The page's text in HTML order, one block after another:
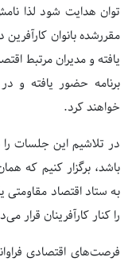
توان هدایت شود لذا
مقررشده بانوان
یافته و مدیران مرتبط
برنامه حضور یافته و
خواهند کرد.
در تلاشیم این جلسات
باشد، برگزار کنیم که
به ستاد اقتصاد
را کنار کارآفرینان
فرصت‌های اقتصادی